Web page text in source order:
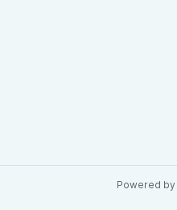
Powered by